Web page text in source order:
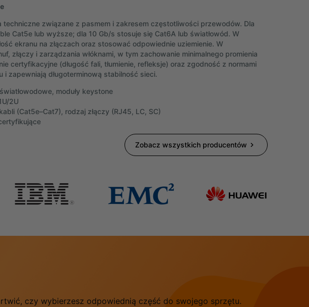
techniczne związane z pasmem i zakresem częstotliwości przewodów. Dla
Cat5e lub wyższe; dla 10 Gb/s stosuje się Cat6A lub światłowód. W
ekranu na złączach oraz stosować odpowiednie uziemienie. W
złączy i zarządzania włóknami, w tym zachowanie minimalnego promienia
certyfikacyjne (długość fali, tłumienie, refleksje) oraz zgodność z normami
i zapewniają długoterminową stabilność sieci.
moduły keystone
2U
(Cat5e–Cat7), rodzaj złączy (RJ45, LC, SC)
Zobacz wszystkich producentów
czy wybierzesz odpowiednią część do swojego sprzętu.